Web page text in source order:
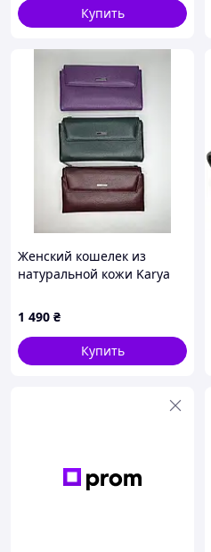
Купить
Женский кошелек из
натуральной кожи Karya
1 490 ₴
Купить